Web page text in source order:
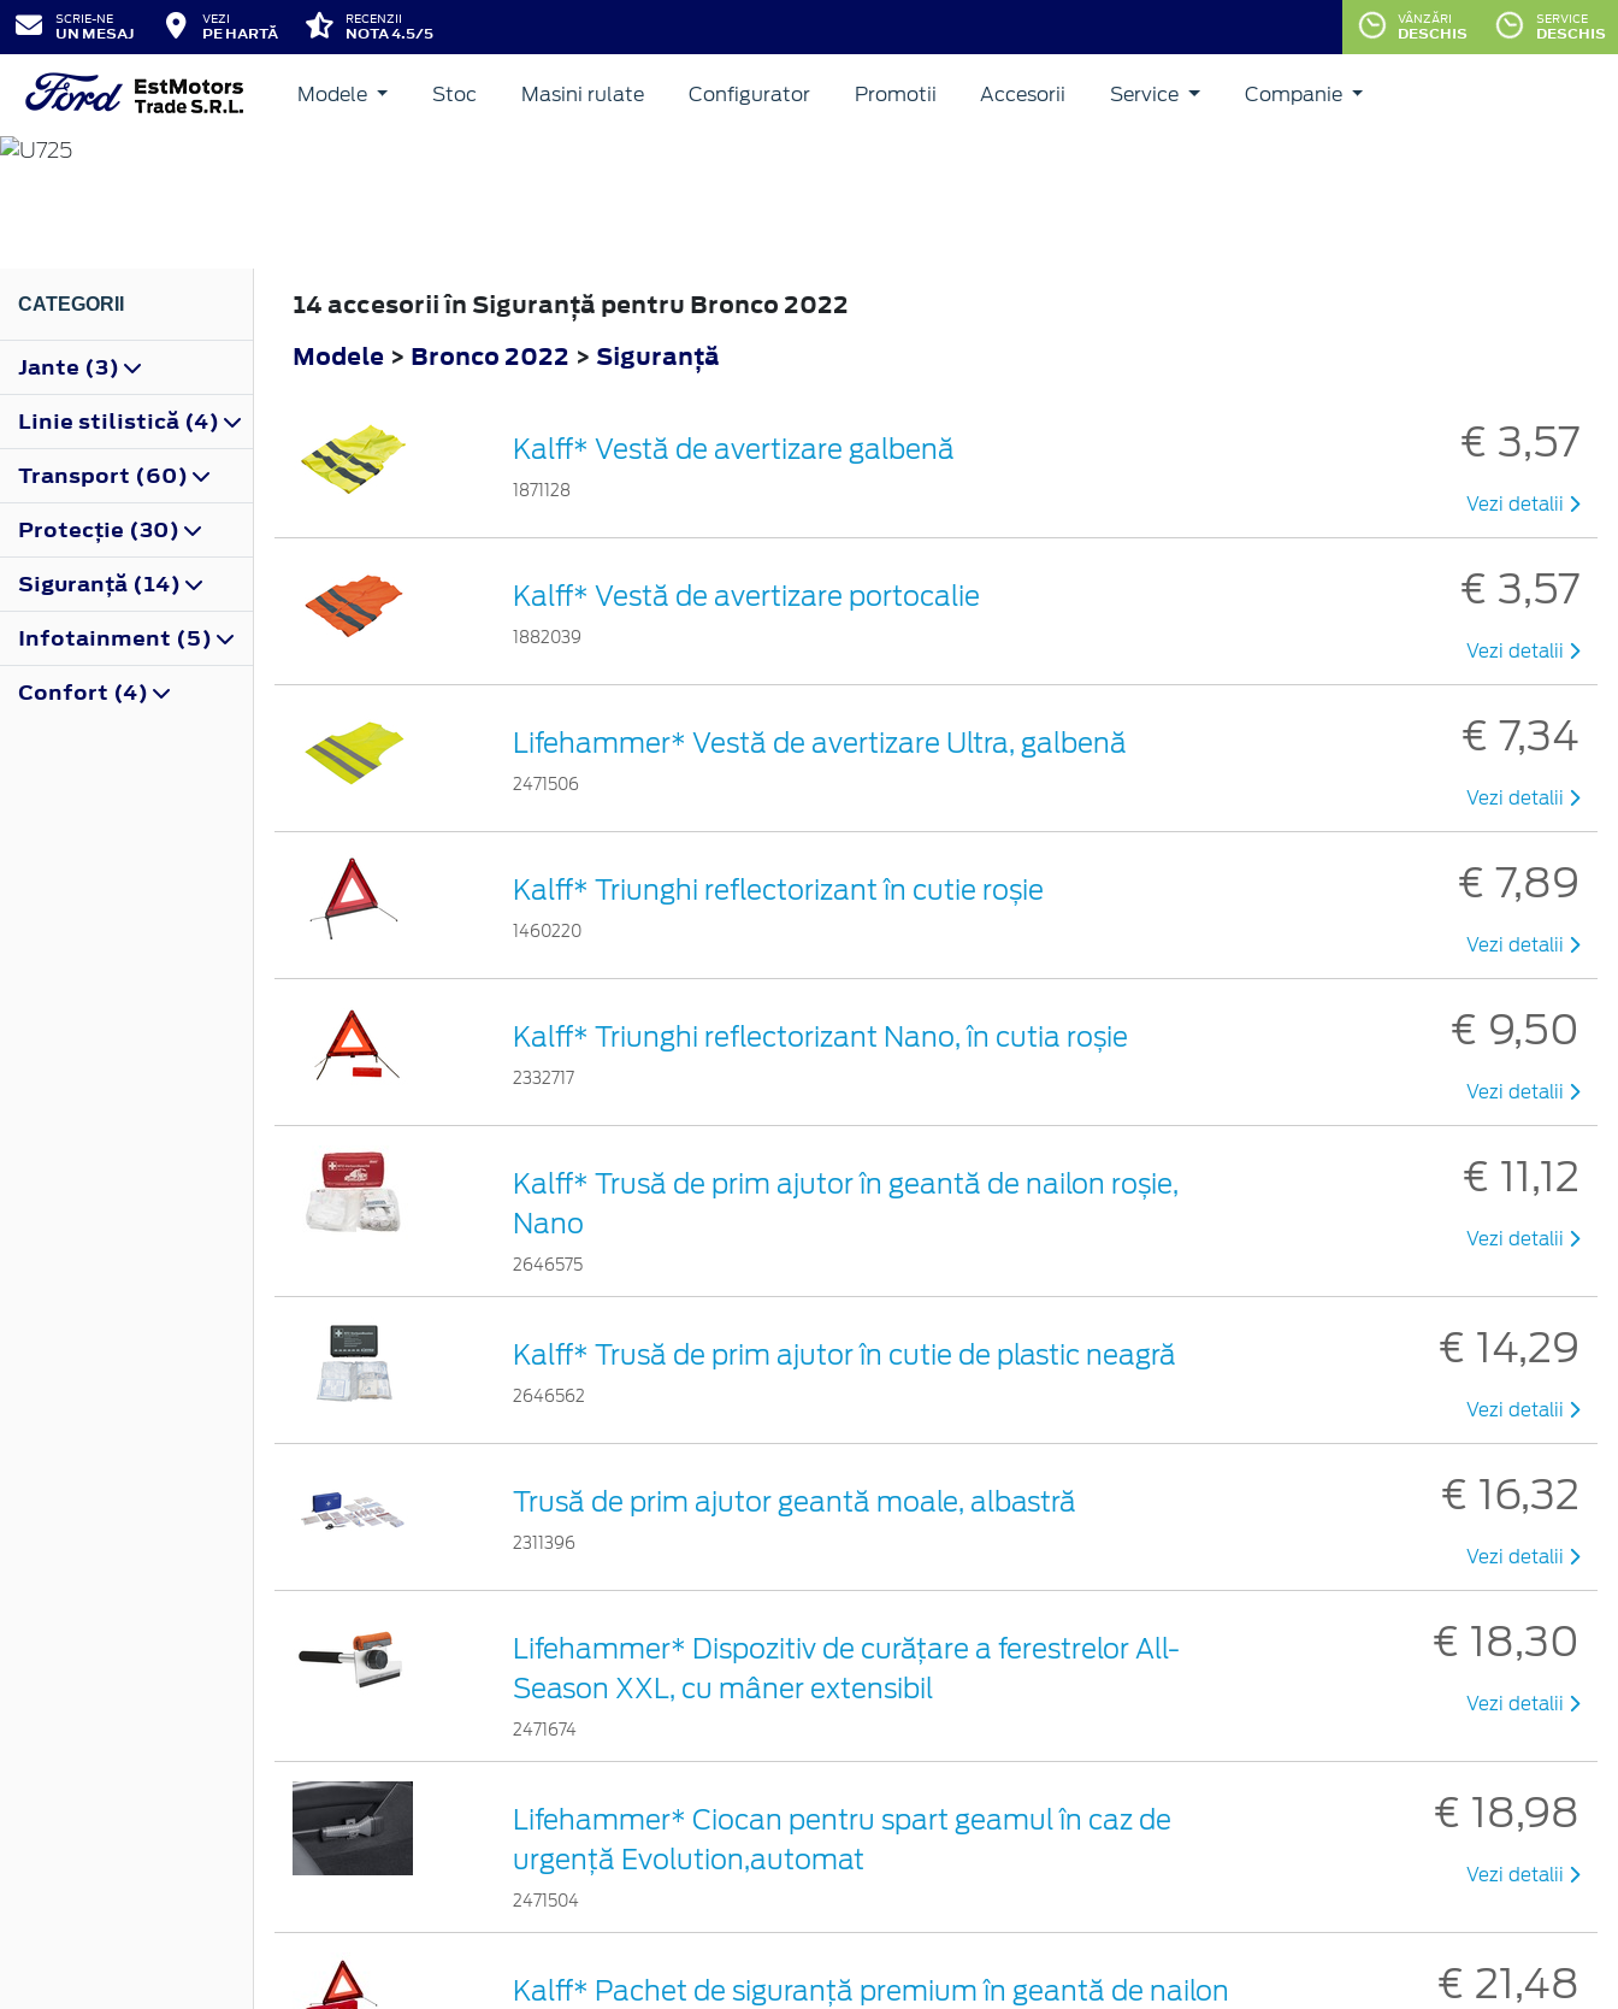
SCRIE-NE
UN MESAJ
VEZI
PE HARTĂ
RECENZII
NOTA 4.5/5
VÂNZĂRI
DESCHIS
SERVICE
DESCHIS
Modele Stoc Masini rulate Configurator Promotii Accesorii Service Companie
BRONCO
CATEGORII
Jante (3)
Linie stilistică (4)
Transport (60)
Protecţie (30)
Siguranţă (14)
Infotainment (5)
Confort (4)
14 accesorii în Siguranţă pentru Bronco 2022
Modele > Bronco 2022 > Siguranţă
Kalff* Vestă de avertizare galbenă
1871128
€ 3,57
Vezi detalii
Kalff* Vestă de avertizare portocalie
1882039
€ 3,57
Vezi detalii
Lifehammer* Vestă de avertizare Ultra, galbenă
2471506
€ 7,34
Vezi detalii
Kalff* Triunghi reflectorizant în cutie roșie
1460220
€ 7,89
Vezi detalii
Kalff* Triunghi reflectorizant Nano, în cutia roșie
2332717
€ 9,50
Vezi detalii
Kalff* Trusă de prim ajutor în geantă de nailon roșie,
Nano
2646575
€ 11,12
Vezi detalii
Kalff* Trusă de prim ajutor în cutie de plastic neagră
2646562
€ 14,29
Vezi detalii
Trusă de prim ajutor geantă moale, albastră
2311396
€ 16,32
Vezi detalii
Lifehammer* Dispozitiv de curățare a ferestrelor All-
Season XXL, cu mâner extensibil
2471674
€ 18,30
Vezi detalii
Lifehammer* Ciocan pentru spart geamul în caz de
urgenţă Evolution,automat
2471504
€ 18,98
Vezi detalii
Kalff* Pachet de siguranţă premium în geantă de nailon
€ 21,48